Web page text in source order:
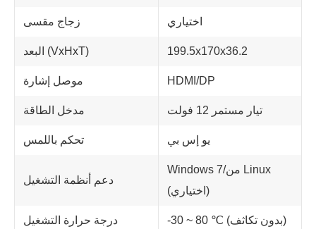
زجاج مقسى اختياري
البعد (VxHxT) 199.5x170x36.2
موصل إشارة HDMI/DP
مدخل الطاقة تيار مستمر 12 فولت
تحكم باللمس يو إس بي
دعم أنظمة التشغيل
Windows 7/من Linux
(اختياري)
درجة حرارة التشغيل -30 ~ 80 ℃ (بدون تكاثف)